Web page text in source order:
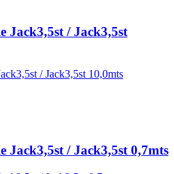
Jack3,5st / Jack3,5st
Jack3,5st / Jack3,5st 0,7mts